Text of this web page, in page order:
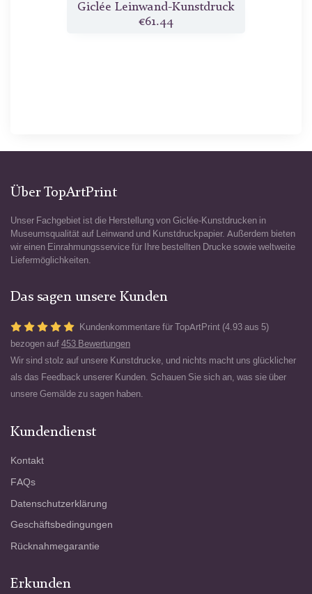
Giclée Leinwand-Kunstdruck
€61.44
Über TopArtPrint
Unser Fachgebiet ist die Herstellung von Giclée-Kunstdrucken in
Museumsqualität auf Leinwand und Kunstdruckpapier. Außerdem bieten
wir einen Einrahmungsservice für Ihre bestellten Drucke sowie weltweite
Liefermöglichkeiten.
Das sagen unsere Kunden
Kundenkommentare für TopArtPrint (4.93 aus 5)
bezogen auf 453 Bewertungen
Wir sind stolz auf unsere Kunstdrucke, und nichts macht uns glücklicher
als das Feedback unserer Kunden. Schauen Sie sich an, was sie über
unsere Gemälde zu sagen haben.
Kundendienst
Kontakt
FAQs
Datenschutzerklärung
Geschäftsbedingungen
Rücknahmegarantie
Erkunden